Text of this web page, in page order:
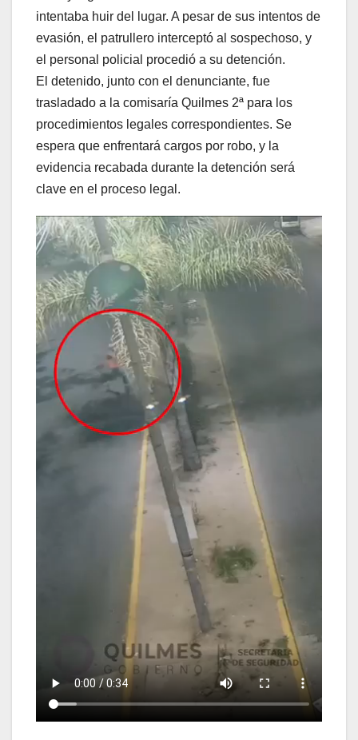
intentaba huir del lugar. A pesar de sus intentos de
evasión, el patrullero interceptó al sospechoso, y
el personal policial procedió a su detención.
El detenido, junto con el denunciante, fue
trasladado a la comisaría Quilmes 2ª para los
procedimientos legales correspondientes. Se
espera que enfrentará cargos por robo, y la
evidencia recabada durante la detención será
clave en el proceso legal.